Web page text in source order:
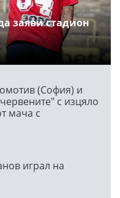
заяви стадион
(София) и
с изцяло
мача с
играл на